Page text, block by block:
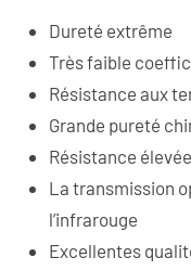
Dureté extrême
Très faible
Résistance aux
Grande pureté
Résistance
La transmission
l’infrarouge
Excellentes